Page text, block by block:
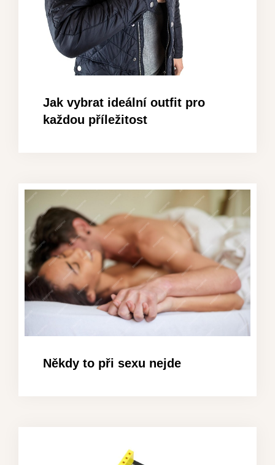
Jak vybrat ideální outfit pro
každou příležitost
Někdy to při sexu nejde